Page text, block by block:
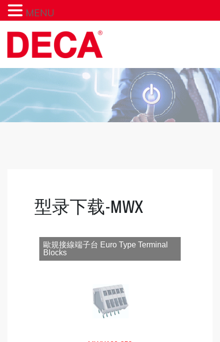
型录下载-MWX
歐規接線端子台 Euro Type Terminal
Blocks
MENU